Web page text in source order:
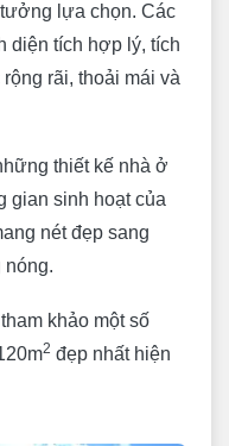
lựa chọn. Các
diện tích hợp lý, tích
rãi, thoải mái và
thiết kế nhà ở
gian sinh hoạt của
nét đẹp sang
nóng.
khảo một số
2 đẹp nhất hiện